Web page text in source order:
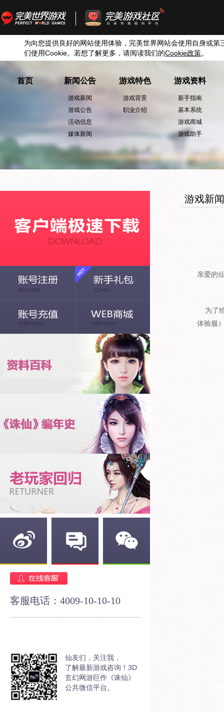
为向您提供良好的网站使用体验，完美世界网站会使用自身或第
们使用Cookie。若想了解更多，请阅读我们的Cookie政策。
首页 新闻公告
游戏新闻
游戏公告
活动信息
媒体新闻
游戏特色
游戏背景
职业介绍
游戏资料
新手指南
基本系统
游戏商城
游戏助手
客服电话：4009-10-10-10
仙友们，关注我，
了解最新游戏咨询！3D
玄幻网游巨作《诛仙》
公共微信平台。
游戏新闻
亲爱的
为了
体验服